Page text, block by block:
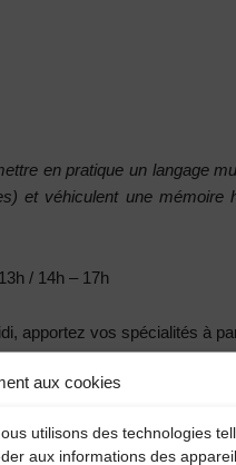
aux cookies
utilisons des technologies
aux informations des
en pratique un langage
et véhiculent une mémoire
/ 14h – 17h
apportez vos spécialités à
40 – c.magnand@wanadoo.fr